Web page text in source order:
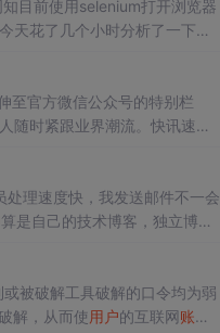
天花了几个小时分析了一下，
至官方微信公众号的特别栏
随时紧跟业界潮流。快讯速
理速度快，我发送邮件不一会
算是自己的技术博客，独立博客
被破解工具破解的口令均为弱
解，从而使 用户的互联网账号